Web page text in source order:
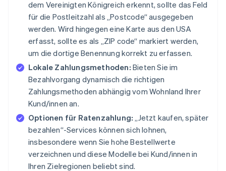
dem Vereinigten Königreich erkennt, sollte das Feld
für die Postleitzahl als „Postcode“ ausgegeben
werden. Wird hingegen eine Karte aus den USA
erfasst, sollte es als „ZIP code“ markiert werden,
um die dortige Benennung korrekt zu erfassen.
Lokale Zahlungsmethoden: Bieten Sie im
Bezahlvorgang dynamisch die richtigen
Zahlungsmethoden abhängig vom Wohnland Ihrer
Kund/innen an.
Optionen für Ratenzahlung: „Jetzt kaufen, später
bezahlen“-Services können sich lohnen,
insbesondere wenn Sie hohe Bestellwerte
verzeichnen und diese Modelle bei Kund/innen in
Ihren Zielregionen beliebt sind.